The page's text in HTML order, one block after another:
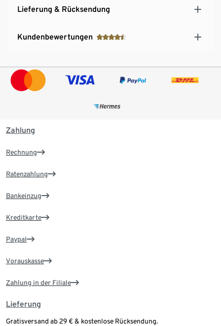
Lieferung & Rücksendung
Kundenbewertungen
Zahlung
Rechnung
Ratenzahlung
Bankeinzug
Kreditkarte
Paypal
Vorauskasse
Zahlung in der Filiale
Lieferung
Gratisversand ab 29 € & kostenlose Rücksendung.